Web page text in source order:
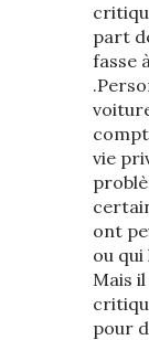
part
fasse
vie
ont
ou
Mais
pour